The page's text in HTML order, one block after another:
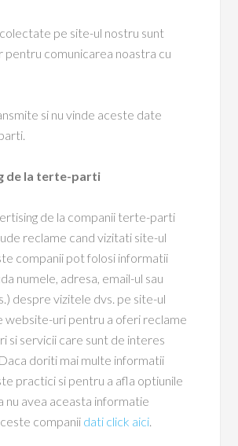
pe site-ul nostru sunt
pentru comunicarea noastra cu
si nu vinde aceste date
de la terte-parti
de la companii terte-parti
reclame cand vizitati site-ul
companii pot folosi informatii
numele, adresa, email-ul sau
despre vizitele dvs. pe site-ul
website-uri pentru a oferi reclame
si servicii care sunt de interes
doriti mai multe informatii
practici si pentru a afla optiunile
nu avea aceasta informatie
companii dati click aici